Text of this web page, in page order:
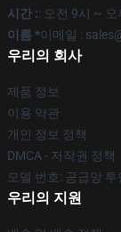
시간 :: 오전 9시 ~
이름 *이메일 :
우리의 회사
제품 정보
이용 약관
개인 정보 정책
DMCA - 저작권 정책
모델 번호: 공급망 투
우리의 지원